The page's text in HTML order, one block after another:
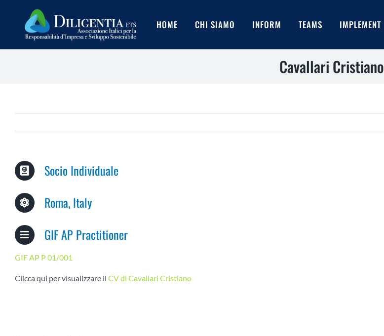
contenuto
HOME CHI SIAMO INFORM TEAMS IMPLEMENT
Cavallari Cristiano
Socio Individuale
Roma, Italy
GIF AP Practitioner
GIF AP P 01/001
Clicca qui per visualizzare il CV di Cavallari Cristiano